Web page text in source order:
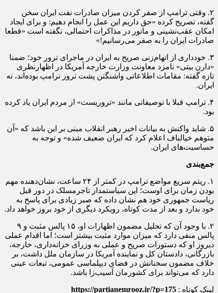
۲. وقتی ترامپ از صفر کردن میزان صادرات نفت ایران سخن
گفته، تصریح کرده «حق داریم این عمل را انجام دهیم: و برای ایجاد
امکان عقب‌نشینی و مانور در مذاکرات احتمالی، نگفته است «قطعا
صادرات ایران را به صفر می‌رسانیم!»
۳. خودداری از اتهام‌زنی صریح به ایران در ماجرای ترور خود؛ ضمنا
«دارن بیتی» نامزد معاونت وزارت خارجه آمریکا در اظهارنظری
تازه گفته: مقامات اطلاعاتی واشنگتن پشت ترور ترامپ بوده‌اند، نه
ایران.
۴. ترامپ قبلا با توصیفاتی مانند «تروریست» از مردم ایران یاد کرده
بود.
۵. شاید واکنش به بیانات اخیر رهبر انقلاب مبنی بر این باشد که «آن
متوهم خیالباف اعلام کرد که ایران ضعیف شده» و توجه به
حساسیت‌های ایران.
جمع‌بندی
۱. ریتم سریع مواضع ترامپ در کمتر از ۲۴ ساعت، نشان‌دهنده مهم
بودن زمان برای اوست؛ این سیاستمدار تاجرمسلک در دور قبل
ریاست جمهوری خود هم نشان داده که صبر زیادی برای پاسخ به
خود ندارد و بعد از مدت کوتاه، رویکرد دیگری از خود بروز خواهد داد.
۲. با وجود آن که تحلیل مضمون اظهارات او، ۱۵ پالس مثبت و ۹
پالس منفی دارد که میزان موارد مثبت بیشتر است؛ اما اقدام عملی
دیروز او که دستورات صریح و عملی به وزرای خزانه‌داری، خارجه،
بازرگانی، دادستان کل و نماینده آمریکا در سازمان ملل داشت، بر
خلاف مضمون سخنانش در فضای دیپلماسی عمومی، تبعات عینی
دارد که می‌تواند برای کشورمان آسیب‌زا باشد.
لینک کوتاه : https://partianemrooz.ir/?p=175